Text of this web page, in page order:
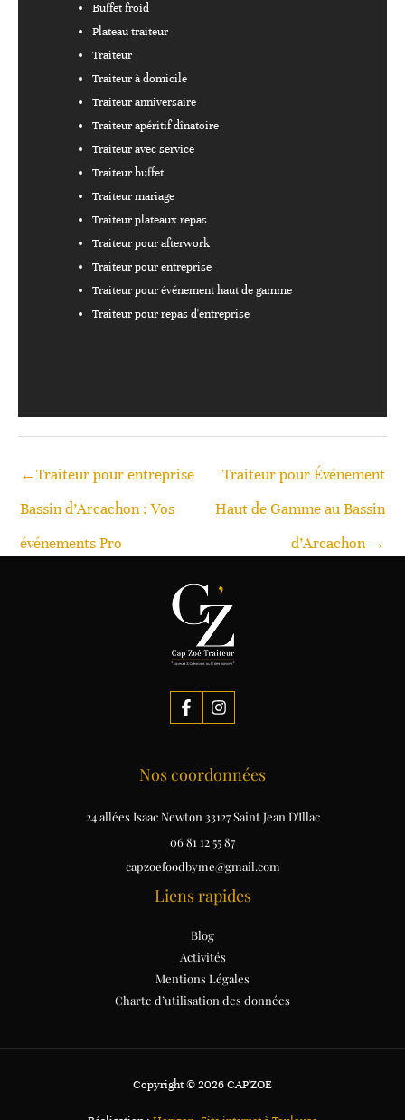
Buffet froid
Plateau traiteur
Traiteur
Traiteur à domicile
Traiteur anniversaire
Traiteur apéritif dînatoire
Traiteur avec service
Traiteur buffet
Traiteur mariage
Traiteur plateaux repas
Traiteur pour afterwork
Traiteur pour entreprise
Traiteur pour événement haut de gamme
Traiteur pour repas d'entreprise
←Traiteur pour entreprise
Bassin d’Arcachon : Vos
événements Pro
Traiteur pour Événement
Haut de Gamme au Bassin
d’Arcachon →
Nos coordonnées
24 allées Isaac Newton 33127 Saint Jean D'Illac
06 81 12 55 87
capzoefoodbyme@gmail.com
Liens rapides
Blog
Activités
Mentions Légales
Charte d’utilisation des données
Copyright © 2026 CAP'ZOE